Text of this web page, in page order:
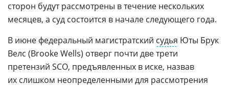
сторон будут рассмотрены в течение нескольких
месяцев, а суд состоится в начале следующего года.
В июне федеральный магистратский судья Юты Брук
Велс (Brooke Wells) отверг почти две трети
претензий SCO, предъявленных в иске, назвав
их слишком неопределенными для рассмотрения